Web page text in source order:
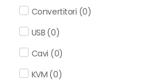
Convertitori (0)
USB (0)
Cavi (0)
KVM (0)